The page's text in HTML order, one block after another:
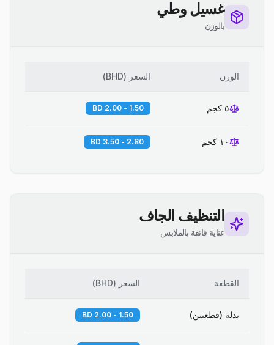
غسيل وطي
بالوزن
الوزن السعر (
BHD
)
٥ كجم 1.50 - 2.00 BD
١٠ كجم 2.80 - 3.50 BD
التنظيف الجاف
عناية فائقة بالملابس
القطعة السعر (
BHD
)
بدلة (قطعتين) 1.50 - 2.00 BD